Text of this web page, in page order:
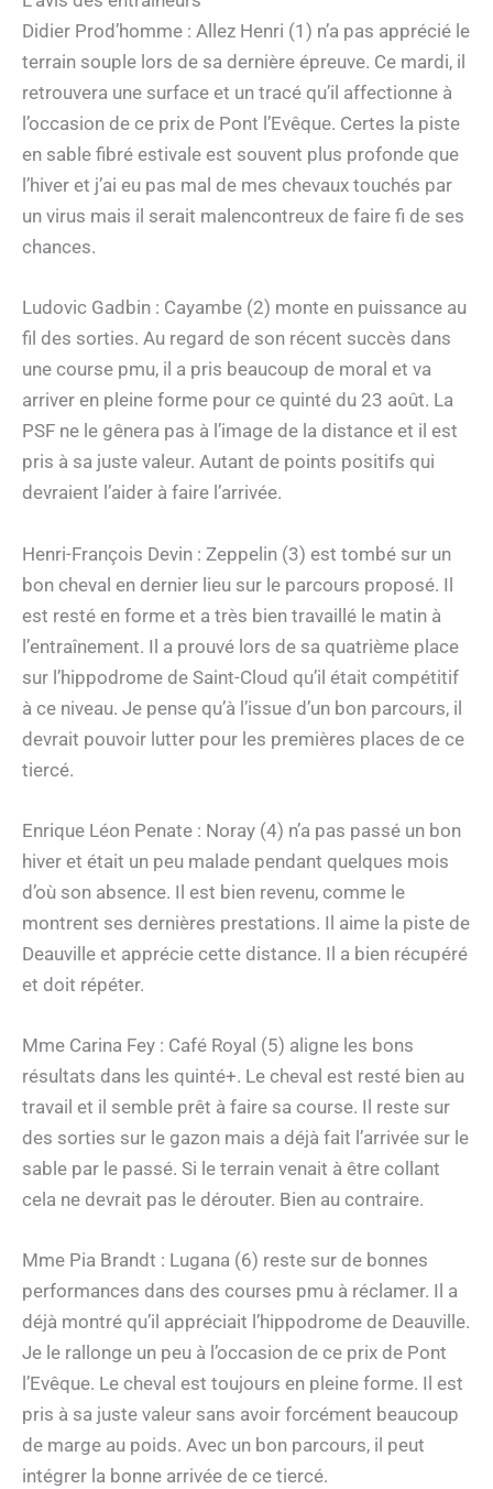
Didier Prod’homme : Allez Henri (1) n’a pas apprécié le
terrain souple lors de sa dernière épreuve. Ce mardi, il
retrouvera une surface et un tracé qu’il affectionne à
l’occasion de ce prix de Pont l’Evêque. Certes la piste
en sable fibré estivale est souvent plus profonde que
l’hiver et j’ai eu pas mal de mes chevaux touchés par
un virus mais il serait malencontreux de faire fi de ses
chances.
Ludovic Gadbin : Cayambe (2) monte en puissance au
fil des sorties. Au regard de son récent succès dans
une course pmu, il a pris beaucoup de moral et va
arriver en pleine forme pour ce quinté du 23 août. La
PSF ne le gênera pas à l’image de la distance et il est
pris à sa juste valeur. Autant de points positifs qui
devraient l’aider à faire l’arrivée.
Henri-François Devin : Zeppelin (3) est tombé sur un
bon cheval en dernier lieu sur le parcours proposé. Il
est resté en forme et a très bien travaillé le matin à
l’entraînement. Il a prouvé lors de sa quatrième place
sur l’hippodrome de Saint-Cloud qu’il était compétitif
à ce niveau. Je pense qu’à l’issue d’un bon parcours, il
devrait pouvoir lutter pour les premières places de ce
tiercé.
Enrique Léon Penate : Noray (4) n’a pas passé un bon
hiver et était un peu malade pendant quelques mois
d’où son absence. Il est bien revenu, comme le
montrent ses dernières prestations. Il aime la piste de
Deauville et apprécie cette distance. Il a bien récupéré
et doit répéter.
Mme Carina Fey : Café Royal (5) aligne les bons
résultats dans les quinté+. Le cheval est resté bien au
travail et il semble prêt à faire sa course. Il reste sur
des sorties sur le gazon mais a déjà fait l’arrivée sur le
sable par le passé. Si le terrain venait à être collant
cela ne devrait pas le dérouter. Bien au contraire.
Mme Pia Brandt : Lugana (6) reste sur de bonnes
performances dans des courses pmu à réclamer. Il a
déjà montré qu’il appréciait l’hippodrome de Deauville.
Je le rallonge un peu à l’occasion de ce prix de Pont
l’Evêque. Le cheval est toujours en pleine forme. Il est
pris à sa juste valeur sans avoir forcément beaucoup
de marge au poids. Avec un bon parcours, il peut
intégrer la bonne arrivée de ce tiercé.